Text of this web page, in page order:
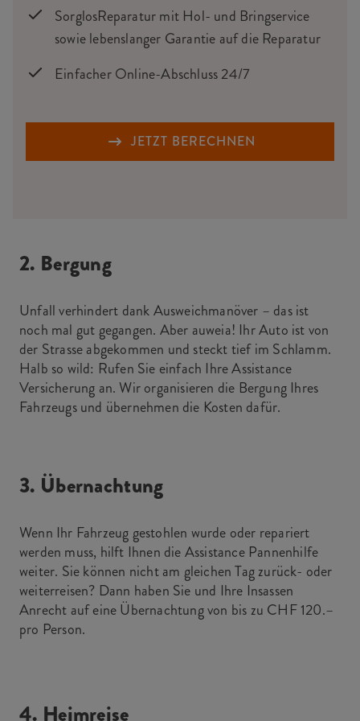
SorglosReparatur mit Hol- und Bringservice
sowie lebenslanger Garantie auf die Reparatur
Einfacher Online-Abschluss 24/7
JETZT BERECHNEN
2. Bergung
Unfall verhindert dank Ausweichmanöver – das ist
noch mal gut gegangen. Aber auweia! Ihr Auto ist von
der Strasse abgekommen und steckt tief im Schlamm.
Halb so wild: Rufen Sie einfach Ihre Assistance
Versicherung an. Wir organisieren die Bergung Ihres
Fahrzeugs und übernehmen die Kosten dafür.
3. Übernachtung
Wenn Ihr Fahrzeug gestohlen wurde oder repariert
werden muss, hilft Ihnen die Assistance Pannenhilfe
weiter. Sie können nicht am gleichen Tag zurück- oder
weiterreisen? Dann haben Sie und Ihre Insassen
Anrecht auf eine Übernachtung von bis zu CHF 120.–
pro Person.
4. Heimreise